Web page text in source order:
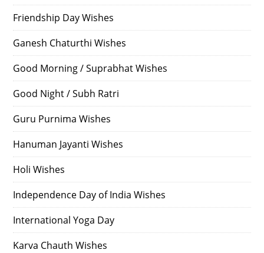
Friendship Day Wishes
Ganesh Chaturthi Wishes
Good Morning / Suprabhat Wishes
Good Night / Subh Ratri
Guru Purnima Wishes
Hanuman Jayanti Wishes
Holi Wishes
Independence Day of India Wishes
International Yoga Day
Karva Chauth Wishes